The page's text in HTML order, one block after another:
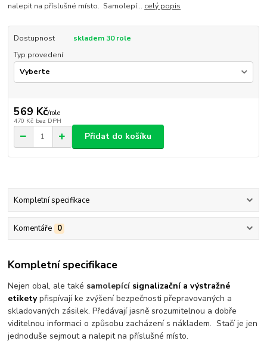
nalepit na příslušné místo. Samolepí... celý popis
Dostupnost
skladem 30 role
Typ provedení
569 Kč/role
470 Kč bez DPH
Přidat do košíku
Kompletní specifikace
Komentáře 0
Kompletní specifikace
Nejen obal, ale také samolepícísignalizační a výstražné
etiketypřispívají ke zvýšení bezpečnosti přepravovaných a
skladovaných zásilek. Předávají jasně srozumitelnou a dobře
viditelnou informaci o způsobu zacházení s nákladem. Stačí je jen
jednoduše sejmout a nalepit na příslušné místo.